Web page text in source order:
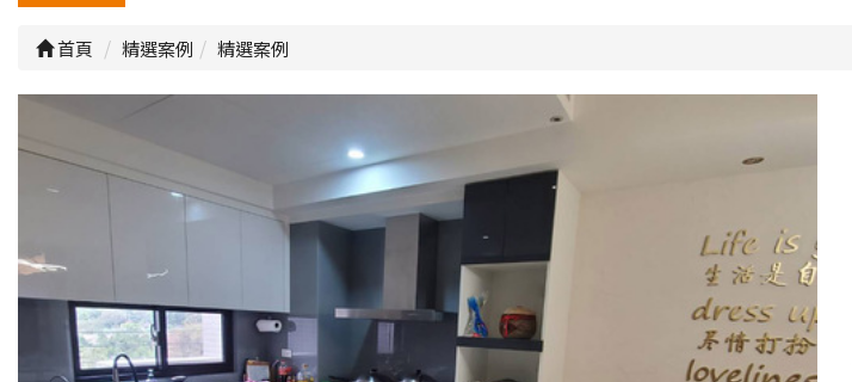
首頁 精選案例 精選案例